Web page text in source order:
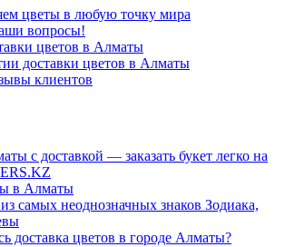
цветы в любую точку мира
вопросы!
цветов в Алматы
доставки цветов в Алматы
клиентов
с доставкой — заказать букет легко на
в Алматы
самых неоднозначных знаков Зодиака,
доставка цветов в городе Алматы?